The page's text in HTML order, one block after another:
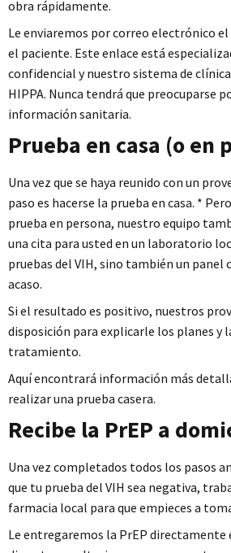
obra rápidamente.
Le enviaremos por correo electrónico
el paciente. Este enlace está
confidencial y nuestro sistema de
HIPPA. Nunca tendrá que preocuparse
información sanitaria.
Prueba en casa (o en
Una vez que se haya reunido con un
paso es hacerse la prueba en casa. *
prueba en persona, nuestro equipo
una cita para usted en un laboratorio
pruebas del VIH, sino también un panel
acaso.
Si el resultado es positivo, nuestros
disposición para explicarle los planes y
tratamiento.
Aquí encontrará información más
realizar una prueba casera.
Recibe la PrEP a
Una vez completados todos los pasos
que tu prueba del VIH sea negativa,
farmacia local para que empieces a
Le entregaremos la PrEP directamente